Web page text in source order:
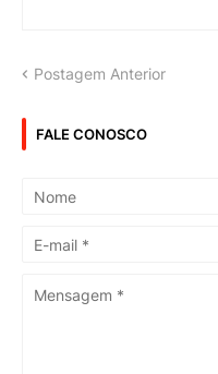
Postagem Anterior
FALE CONOSCO